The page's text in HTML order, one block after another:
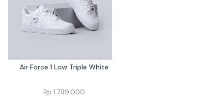
Air Force 1 Low Triple White
Rp 1.799.000